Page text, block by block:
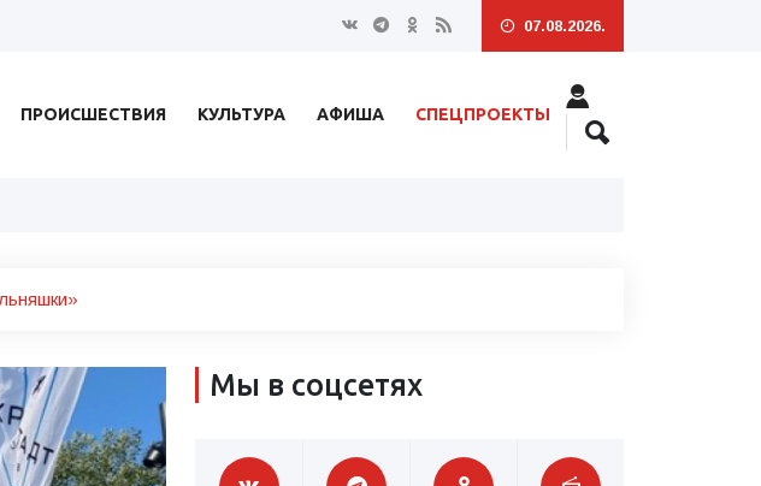
07.08.2026.
ПРОИСШЕСТВИЯ КУЛЬТУРА АФИША СПЕЦПРОЕКТЫ
Мы в соцсетях